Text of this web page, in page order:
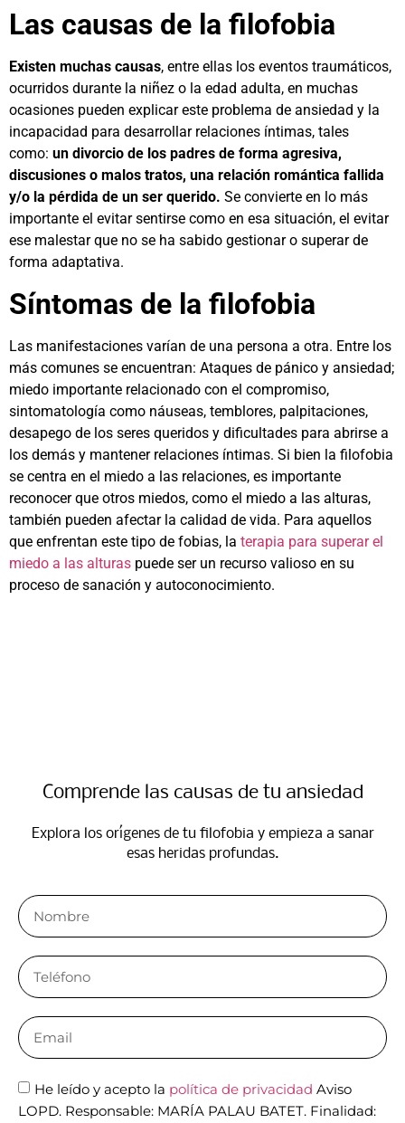
Las causas de la filofobia
Existen muchas causas, entre ellas los eventos traumáticos,
ocurridos durante la niñez o la edad adulta, en muchas
ocasiones pueden explicar este problema de ansiedad y la
incapacidad para desarrollar relaciones íntimas, tales
como: un divorcio de los padres de forma agresiva,
discusiones o malos tratos, una relación romántica fallida
y/o la pérdida de un ser querido. Se convierte en lo más
importante el evitar sentirse como en esa situación, el evitar
ese malestar que no se ha sabido gestionar o superar de
forma adaptativa.
Síntomas de la filofobia
Las manifestaciones varían de una persona a otra. Entre los
más comunes se encuentran: Ataques de pánico y ansiedad;
miedo importante relacionado con el compromiso,
sintomatología como náuseas, temblores, palpitaciones,
desapego de los seres queridos y dificultades para abrirse a
los demás y mantener relaciones íntimas. Si bien la filofobia
se centra en el miedo a las relaciones, es importante
reconocer que otros miedos, como el miedo a las alturas,
también pueden afectar la calidad de vida. Para aquellos
que enfrentan este tipo de fobias, la terapia para superar el
miedo a las alturas puede ser un recurso valioso en su
proceso de sanación y autoconocimiento.
Comprende las causas de tu ansiedad​
Explora los orígenes de tu filofobia y empieza a sanar
esas heridas profundas.​
He leído y acepto la política de privacidad Aviso
LOPD. Responsable: MARÍA PALAU BATET. Finalidad: